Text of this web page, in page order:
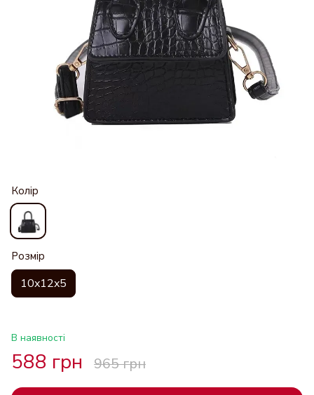
Колір
Розмір
10x12x5
В наявності
588 грн 965 грн